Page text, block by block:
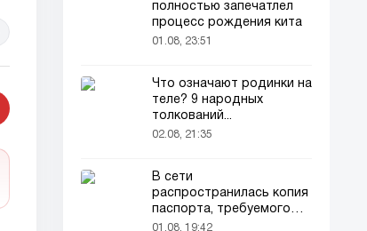
полностью запечатлел
процесс рождения кита
01.08, 23:51
Что означают родинки на
теле? 9 народных
толкований...
02.08, 21:35
В сети
распространилась копия
паспорта, требуемого
для домашних животных
01.08, 19:42